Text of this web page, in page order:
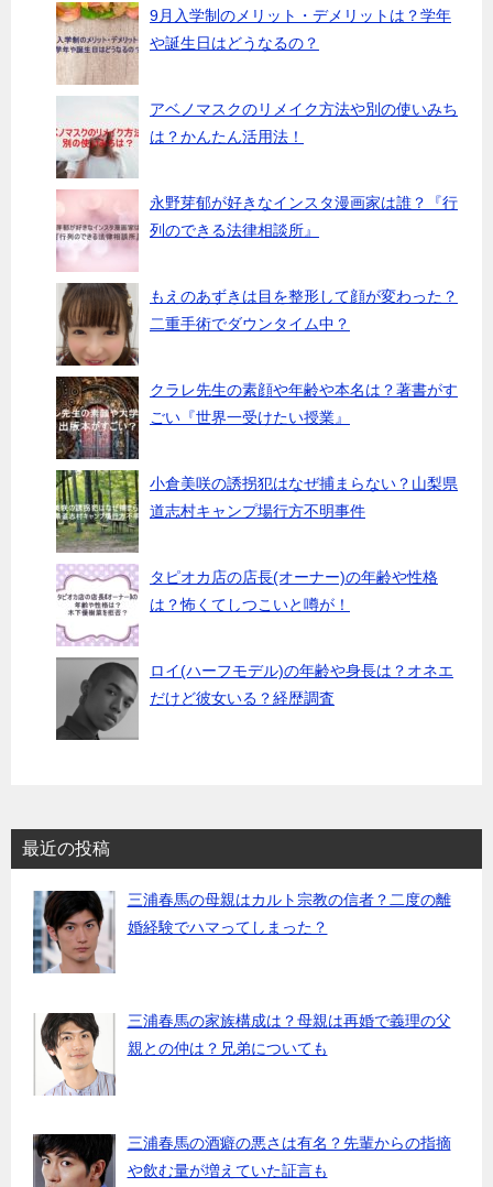
9月入学制のメリット・デメリットは？学年
や誕生日はどうなるの？
アベノマスクのリメイク方法や別の使いみち
は？かんたん活用法！
永野芽郁が好きなインスタ漫画家は誰？『行
列のできる法律相談所』
もえのあずきは目を整形して顔が変わった？
二重手術でダウンタイム中？
クラレ先生の素顔や年齢や本名は？著書がす
ごい『世界一受けたい授業』
小倉美咲の誘拐犯はなぜ捕まらない？山梨県
道志村キャンプ場行方不明事件
タピオカ店の店長(オーナー)の年齢や性格
は？怖くてしつこいと噂が！
ロイ(ハーフモデル)の年齢や身長は？オネエ
だけど彼女いる？経歴調査
最近の投稿
三浦春馬の母親はカルト宗教の信者？二度の離
婚経験でハマってしまった？
三浦春馬の家族構成は？母親は再婚で義理の父
親との仲は？兄弟についても
三浦春馬の酒癖の悪さは有名？先輩からの指摘
や飲む量が増えていた証言も